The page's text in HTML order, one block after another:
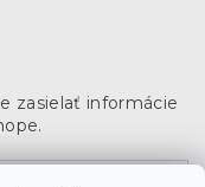
zasielať informácie